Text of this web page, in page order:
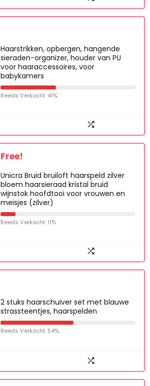
Haarstrikken, opbergen, hangende
sieraden-organizer, houder van PU
voor haaraccessoires, voor
babykamers
Reeds Verkocht: 41%
Free!
Unicra Bruid bruiloft haarspeld zilver
bloem haarsieraad kristal bruid
wijnstok hoofdtooi voor vrouwen en
meisjes (zilver)
Reeds Verkocht: 11%
2 stuks haarschuiver set met blauwe
strassteentjes, haarspelden
Reeds Verkocht: 54%